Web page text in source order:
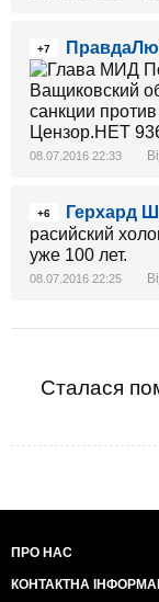
+7
08.07.2016 22:33
+6
Герхард
расийский
уже 100 лет.
08.07.2016 22:25
Сталася
ПРО НАС
КОНТАКТНА